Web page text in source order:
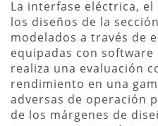
La interfase eléctrica,
los diseños de la
modelados a través de
equipadas con
realiza una evaluación
rendimiento en una
adversas de operación
de los márgenes de